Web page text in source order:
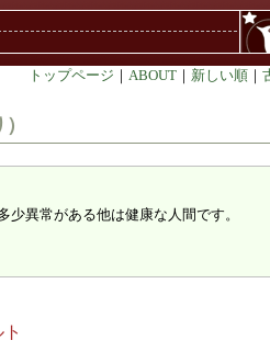
トップページ ｜ ABOUT ｜ 新しい順 ｜
少異常がある他は健康な人間です。